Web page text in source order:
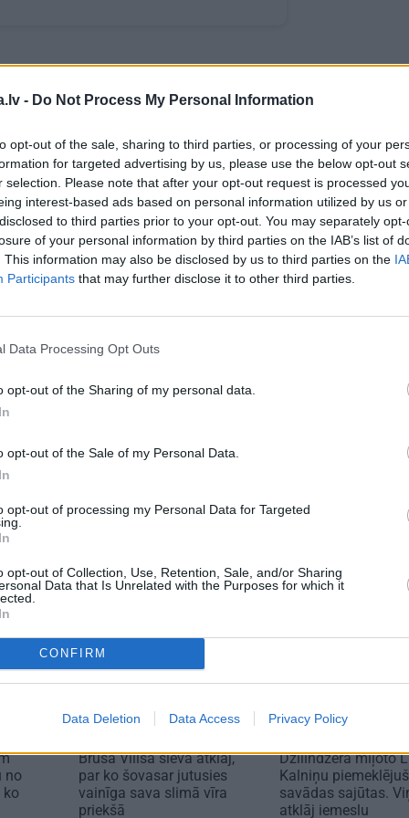
- Do Not Process My Personal Information
opt-out of the sale, sharing to third parties, or processing of your
for targeted advertising by us, please use the below opt-out
selection. Please note that after your opt-out request is processed
interest-based ads based on personal information utilized by us
to third parties prior to your opt-out. You may separately
of your personal information by third parties on the IAB’s list of
This information may also be disclosed by us to third parties on the
Participants that may further disclose it to other third parties.
Data Processing Opt Outs
opt-out of the Sharing of my personal data.
opt-out of the Sale of my Personal Data.
opt-out of processing my Personal Data for Targeted
opt-out of Collection, Use, Retention, Sale, and/or Sharing
Data that Is Unrelated with the Purposes for which it
CONFIRM
Data Deletion Data Access Privacy Policy
WHATSAPP
ELEKTRĪBA
autortiesību objekts Autortiesību likuma izpratnē, un tā
lasišeit
Škoda maina spēles
noteikumus: iepazīsti
No kā ir
Viršu
no
ko
Brūsa Vilisa sieva atklāj,
par ko šovasar jutusies
vainīga sava slimā vīra
priekšā
PERSONĪBAS
Džilindžera mīļoto
Kalniņu
savādas sajūtas.
atklāj iemeslu